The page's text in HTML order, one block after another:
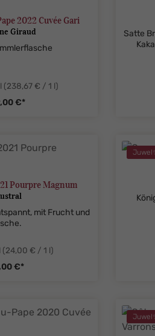
2022 Cuvée Gari
Giraud
(238,67 € / 1 l)
€*
Satte
Pourpre Magnum
mit Frucht und
(24,00 € / 1 l)
€*